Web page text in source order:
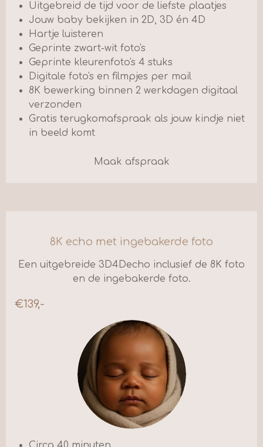
Uitgebreid de tijd voor de liefste plaatjes
Jouw baby bekijken in 2D, 3D én 4D
Hartje luisteren
Geprinte zwart-wit foto's
Geprinte kleurenfoto's 4 stuks
Digitale foto's en filmpjes per mail
8K bewerking binnen 2 werkdagen digitaal
verzonden
Gratis terugkomafspraak als jouw kindje niet
in beeld komt
Maak afspraak
8K echo met ingebakerde foto
Een uitgebreide 3D4Decho inclusief de 8K foto
en de ingebakerde foto.
€139,-